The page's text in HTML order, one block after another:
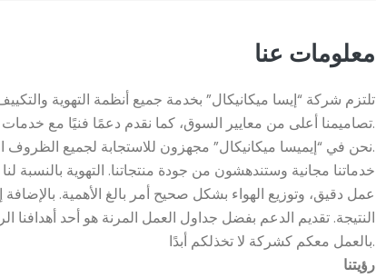
معلومات عنا
تصاميمنا أعلى من معايير السوق، كما نقدم دعمًا فنيًا مع خدمات الضمان.
نحن في “إيميسا ميكانيكال” مجهزون للاستجابة لجميع الظروف الجوية والمالية.
خدماتنا مجانية وستندهشون من جودة منتجاتنا. التهوية بالنسبة
عمل دقيق، وتوزيع الهواء بشكل صحيح أمر بالغ الأهمية.
النتيجة. تقديم الدعم بفضل جداول العمل المرنة هو أحد أهدافنا
بالعمل معكم كشركة لا تخذلكم أبدًا.
رؤيتنا